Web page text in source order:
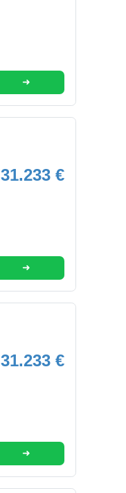
➜
31.233 €
➜
31.233 €
➜